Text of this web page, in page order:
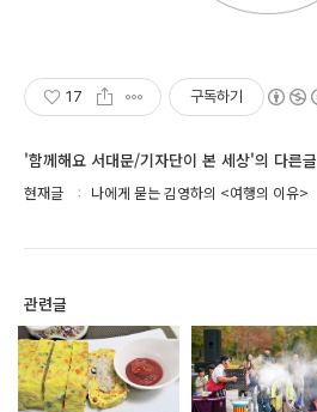
17 구독하기
'함께해요 서대문/기자단이 본 세상'의 다른글
현재글 나에게 묻는 김영하의 <여행의 이유>
관련글